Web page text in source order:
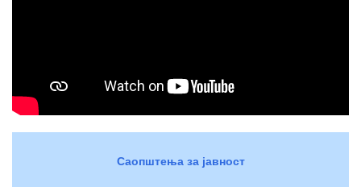
Саопштења за јавност